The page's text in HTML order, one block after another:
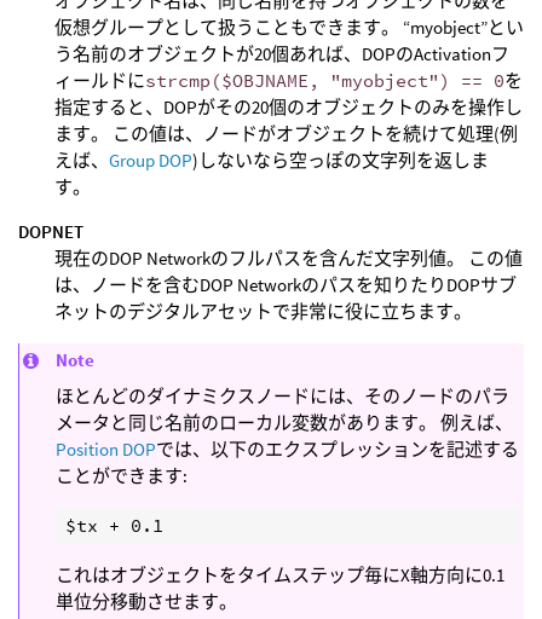
仮想グループとして扱うこともできます。 “myobject”とい
う名前のオブジェクトが20個あれば、DOPのActivationフ
ィールドにstrcmp($OBJNAME, "myobject") == 0を
指定すると、DOPがその20個のオブジェクトのみを操作し
ます。 この値は、ノードがオブジェクトを続けて処理(例
えば、 Group DOP)しないなら空っぽの文字列を返しま
す。
DOPNET
現在のDOP Networkのフルパスを含んだ文字列値。 この値
は、ノードを含むDOP Networkのパスを知りたりDOPサブ
ネットのデジタルアセットで非常に役に立ちます。
Note
ほとんどのダイナミクスノードには、そのノードのパラ
メータと同じ名前のローカル変数があります。 例えば、
Position DOPでは、以下のエクスプレッションを記述する
ことができます:
これはオブジェクトをタイムステップ毎にX軸方向に0.1
単位分移動させます。